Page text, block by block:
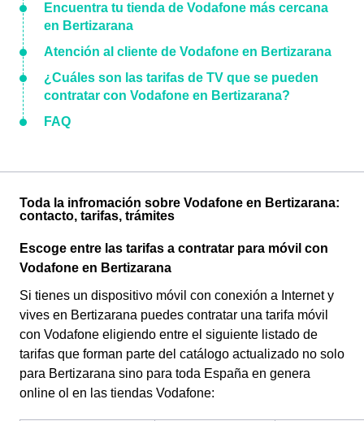
Encuentra tu tienda de Vodafone más cercana
en Bertizarana
Atención al cliente de Vodafone en Bertizarana
¿Cuáles son las tarifas de TV que se pueden
contratar con Vodafone en Bertizarana?
FAQ
Toda la infromación sobre Vodafone en Bertizarana:
contacto, tarifas, trámites
Escoge entre las tarifas a contratar para móvil con
Vodafone en Bertizarana
Si tienes un dispositivo móvil con conexión a Internet y
vives en Bertizarana puedes contratar una tarifa móvil
con Vodafone eligiendo entre el siguiente listado de
tarifas que forman parte del catálogo actualizado no solo
para Bertizarana sino para toda España en genera
online ol en las tiendas Vodafone: